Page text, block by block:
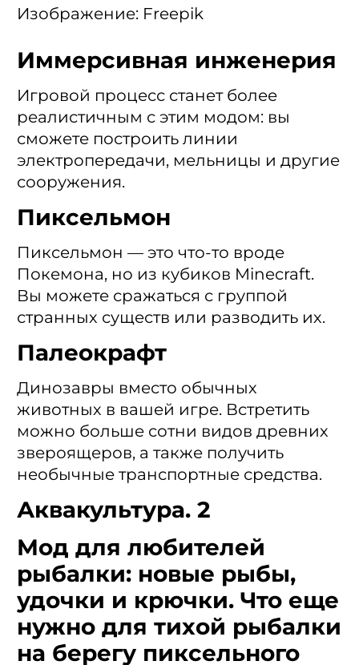
Изображение: Freepik
Иммерсивная инженерия
Игровой процесс станет более
реалистичным с этим модом: вы
сможете построить линии
электропередачи, мельницы и другие
сооружения.
Пиксельмон
Пиксельмон — это что-то вроде
Покемона, но из кубиков Minecraft.
Вы можете сражаться с группой
странных существ или разводить их.
Палеокрафт
Динозавры вместо обычных
животных в вашей игре. Встретить
можно больше сотни видов древних
звероящеров, а также получить
необычные транспортные средства.
Аквакультура. 2
Мод для любителей
рыбалки: новые рыбы,
удочки и крючки. Что еще
нужно для тихой рыбалки
на берегу пиксельного